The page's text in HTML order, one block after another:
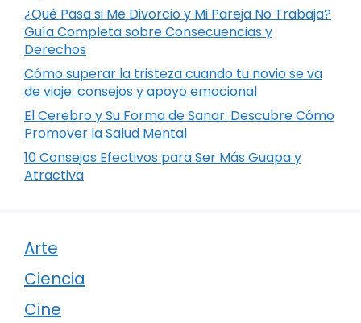
¿Qué Pasa si Me Divorcio y Mi Pareja No Trabaja?
Guía Completa sobre Consecuencias y
Derechos
Cómo superar la tristeza cuando tu novio se va
de viaje: consejos y apoyo emocional
El Cerebro y Su Forma de Sanar: Descubre Cómo
Promover la Salud Mental
10 Consejos Efectivos para Ser Más Guapa y
Atractiva
Arte
Ciencia
Cine